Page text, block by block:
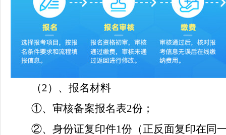
（2）、报名材料
①、审核备案报名表2份；
②、身份证复印件1份（正反面复印在同